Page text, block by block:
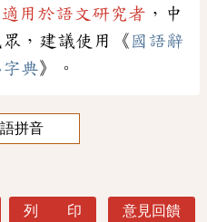
適用於語文研究者 ，中
，建議使用《 國語辭
典》。
拼音
列 印 意見回饋